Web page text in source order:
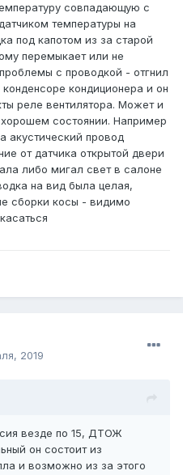
совпадающую с
температуры на
под капотом из за старой
перемыкает или не
с проводкой - отгнил
кондиционера и он
реле вентилятора. Может и
состоянии. Например
акустический провод
от датчика открытой двери
либо мигал свет в салоне
на вид была целая,
сборки косы - видимо
2019
везде по 15, ДТОЖ
он состоит из
и возможно из за этого